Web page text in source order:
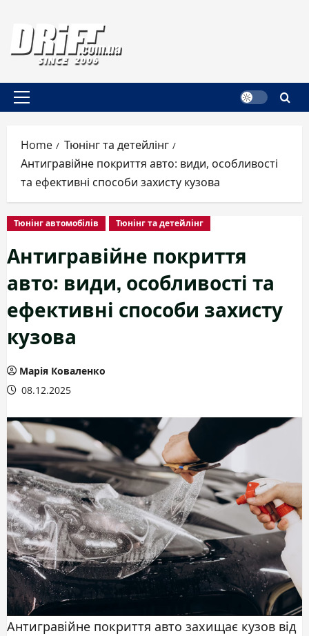
content
Primary
Home
Тюнінг та детейлінг
Антигравійне покриття авто: види, особливості
та ефективні способи захисту кузова
Тюнінг автомобілів Тюнінг та детейлінг
Антигравійне покриття
авто: види, особливості та
ефективні способи захисту
кузова
Марія Коваленко
08.12.2025
Антигравійне покриття авто захищає кузов від